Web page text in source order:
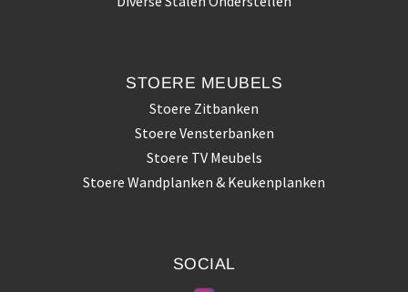
STOERE MEUBELS
Stoere Zitbanken
Stoere Vensterbanken
Stoere TV Meubels
Stoere Wandplanken & Keukenplanken
SOCIAL